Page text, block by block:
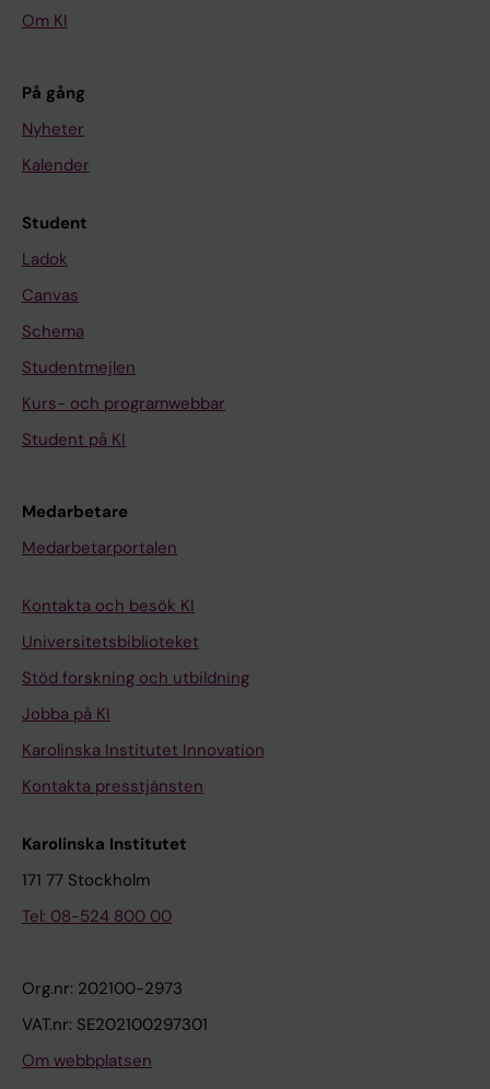
Om KI
På gång
Nyheter
Kalender
Student
Ladok
Canvas
Schema
Studentmejlen
Kurs- och programwebbar
Student på KI
Medarbetare
Medarbetarportalen
Kontakta och besök KI
Universitetsbiblioteket
Stöd forskning och utbildning
Jobba på KI
Karolinska Institutet Innovation
Kontakta presstjänsten
Karolinska Institutet
171 77 Stockholm
Tel: 08-524 800 00
Org.nr: 202100-2973
VAT.nr: SE202100297301
Om webbplatsen